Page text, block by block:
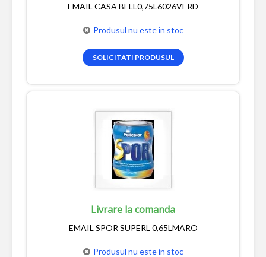
EMAIL CASA BELL0,75L6026VERD
Produsul nu este in stoc
SOLICITATI PRODUSUL
Livrare la comanda
EMAIL SPOR SUPERL 0,65LMARO
Produsul nu este in stoc